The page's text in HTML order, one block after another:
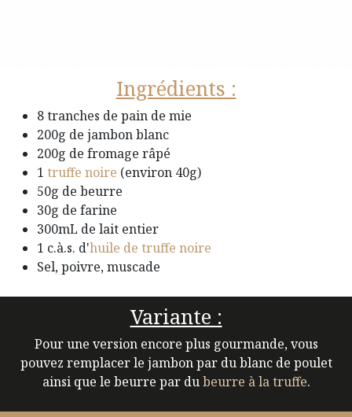
Ingrédients :
8 tranches de pain de mie
200g de jambon blanc
200g de fromage râpé
1 truffe noire (environ 40g)
50g de beurre
30g de farine
300mL de lait entier
1 c.à.s. d'huile de truffe noire
Sel, poivre, muscade
Variante :
Pour une version encore plus gourmande, vous
pouvez remplacer le jambon par du blanc de poulet
ainsi que le beurre par dubeurre à la truffe.